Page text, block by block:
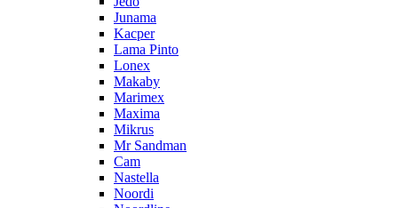
Junama
Kacper
Lama Pinto
Lonex
Makaby
Marimex
Maxima
Mikrus
Mr Sandman
Cam
Nastella
Noordi